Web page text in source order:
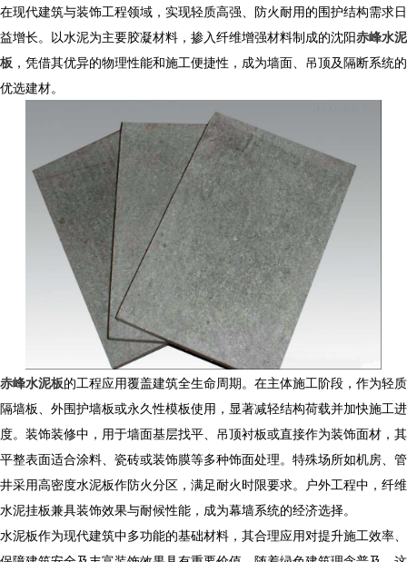
在现代建筑与装饰工程领域，实现轻质高强、防火耐用的围护结构需求日
益增长。以水泥为主要胶凝材料，掺入纤维增强材料制成的沈阳赤峰水泥
板 ，凭借其优异的物理性能和施工便捷性，成为墙面、吊顶及隔断系统的
优选建材。
赤峰水泥板的工程应用覆盖建筑全生命周期。在主体施工阶段，作为轻质
隔墙板、外围护墙板或永久性模板使用，显著减轻结构荷载并加快施工进
度。装饰装修中，用于墙面基层找平、吊顶衬板或直接作为装饰面材，其
平整表面适合涂料、瓷砖或装饰膜等多种饰面处理。特殊场所如机房、管
井采用高密度水泥板作防火分区，满足耐火时限要求。户外工程中，纤维
水泥挂板兼具装饰效果与耐候性能，成为幕墙系统的经济选择。
水泥板作为现代建筑中多功能的基础材料，其合理应用对提升施工效率、